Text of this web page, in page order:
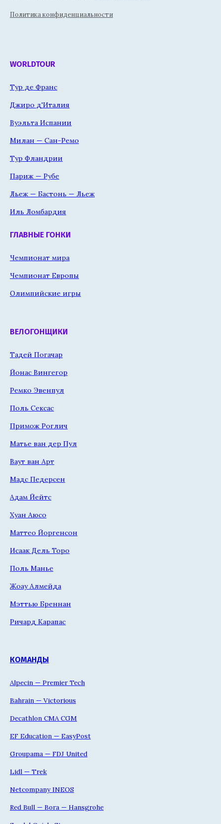
Политика конфиденциальности
WORLDTOUR
Тур де Франс
Джиро д'Италия
Вуэльта Испании
Милан — Сан-Ремо
Тур Фландрии
Париж — Рубе
Льеж — Бастонь — Льеж
Иль Ломбардия
ГЛАВНЫЕ ГОНКИ
Чемпионат мира
Чемпионат Европы
Олимпийские игры
ВЕЛОГОНЩИКИ
Тадей Погачар
Йонас Вингегор
Ремко Эвенпул
Поль Сексас
Примож Роглич
Матье ван дер Пул
Ваут ван Арт
Мадс Педерсен
Адам Йейтс
Хуан Аюсо
Маттео Йоргенсон
Исаак Дель Торо
Поль Манье
Жоау Алмейда
Мэттью Бреннан
Ричард Карапас
КОМАНДЫ
Alpecin — Premier Tech
Bahrain — Victorious
Decathlon CMA CGM
EF Education — EasyPost
Groupama — FDJ United
Lidl — Trek
Netcompany INEOS
Red Bull — Bora — Hansgrohe